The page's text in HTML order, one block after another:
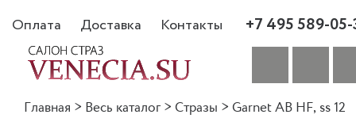
Оплата Доставка Контакты +7 495 589-
Главная > Весь каталог > Стразы > Garnet AB HF, ss 12